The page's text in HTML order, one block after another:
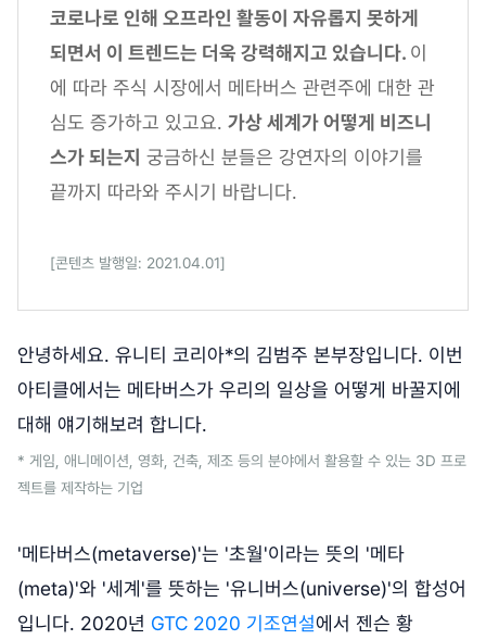
코로나로 인해 오프라인 활동이 자유롭지 못하게
되면서 이 트렌드는 더욱 강력해지고 있습니다. 이
에 따라 주식 시장에서 메타버스 관련주에 대한 관
심도 증가하고 있고요. 가상 세계가 어떻게 비즈니
스가 되는지 궁금하신 분들은 강연자의 이야기를
끝까지 따라와 주시기 바랍니다.
[콘텐츠 발행일: 2021.04.01]
안녕하세요. 유니티 코리아*의 김범주 본부장입니다. 이번
아티클에서는 메타버스가 우리의 일상을 어떻게 바꿀지에
대해 얘기해보려 합니다.
* 게임, 애니메이션, 영화, 건축, 제조 등의 분야에서 활용할 수 있는 3D 프로
젝트를 제작하는 기업
'메타버스(metaverse)'는 '초월'이라는 뜻의 '메타
(meta)'와 '세계'를 뜻하는 '유니버스(universe)'의 합성어
입니다. 2020년 GTC 2020 기조연설에서 젠슨 황